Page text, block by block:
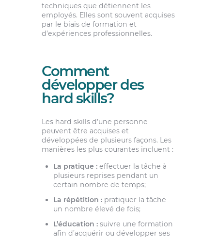
techniques que détiennent les
employés. Elles sont souvent acquises
par le biais de formation et
d’expériences professionnelles.
Comment
développer des
hard skills?
Les hard skills d’une personne
peuvent être acquises et
développées de plusieurs façons. Les
manières les plus courantes incluent :
La pratique :effectuer la tâche à
plusieurs reprises pendant un
certain nombre de temps;
La répétition :pratiquer la tâche
un nombre élevé de fois;
L’éducation :suivre une formation
afin d’acquérir ou développer ses